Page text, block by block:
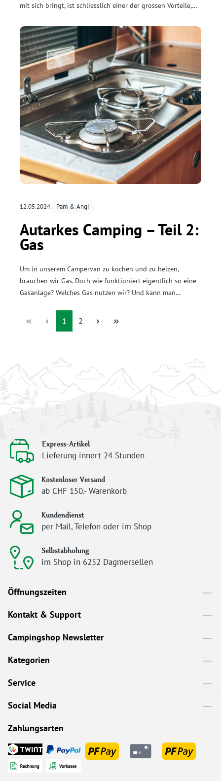
mit sich bringt, ist schliesslich einer der grossen Vorteile,
Zelten beispielsweise.
12.05.2024 Pam & Angi
Autarkes Camping – Teil 2:
Gas
Um in unserem Campervan zu kochen und zu heizen,
brauchen wir Gas. Doch wie funktioniert eigentlich so eine
Gasanlage? Welches Gas nutzen wir? Und kann man
all diese Fragen gehen wir nachfolgend im Detail ein.
Seite
1 Seite
2
Express-Artikel
Lieferung innert 24 Stunden
Kostenloser Versand
ab CHF 150.- Warenkorb
Kundendienst
per Mail, Telefon oder im Shop
Selbstabholung
im Shop in 6252 Dagmersellen
Öffnungszeiten
Kontakt & Support
Campingshop Newsletter
Kategorien
Service
Social Media
Zahlungsarten